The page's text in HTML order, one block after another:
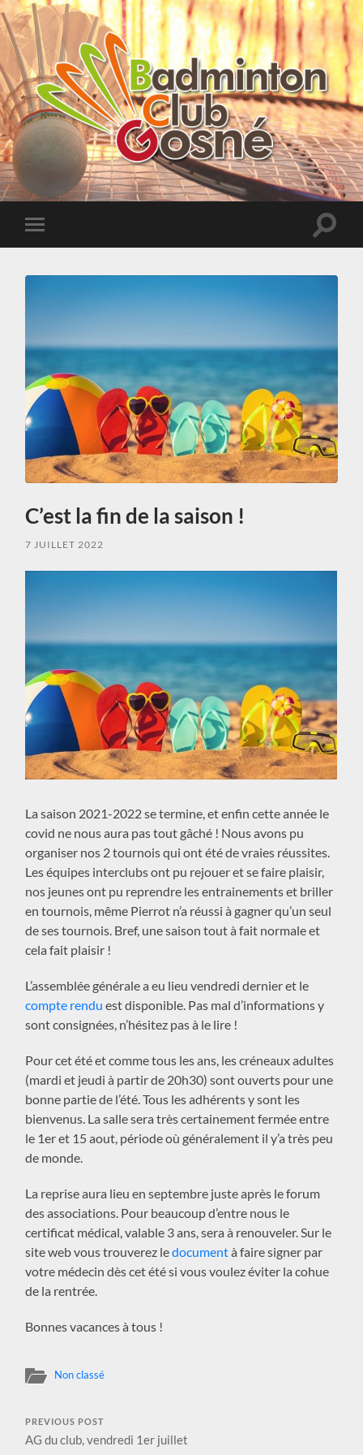
Badminton
Club
de
Toggle
mobile
Toggle
C’est la fin de la saison !
7 JUILLET 2022
La saison 2021-2022 se termine, et enfin cette année le
covid ne nous aura pas tout gâché ! Nous avons pu
organiser nos 2 tournois qui ont été de vraies réussites.
Les équipes interclubs ont pu rejouer et se faire plaisir,
nos jeunes ont pu reprendre les entrainements et briller
en tournois, même Pierrot n’a réussi à gagner qu’un seul
de ses tournois. Bref, une saison tout à fait normale et
cela fait plaisir !
L’assemblée générale a eu lieu vendredi dernier et le
compte rendu est disponible. Pas mal d’informations y
sont consignées, n’hésitez pas à le lire !
Pour cet été et comme tous les ans, les créneaux adultes
(mardi et jeudi à partir de 20h30) sont ouverts pour une
bonne partie de l’été. Tous les adhérents y sont les
bienvenus. La salle sera très certainement fermée entre
le 1er et 15 aout, période où généralement il y’a très peu
de monde.
La reprise aura lieu en septembre juste après le forum
des associations. Pour beaucoup d’entre nous le
certificat médical, valable 3 ans, sera à renouveler. Sur le
site web vous trouverez ledocumentà faire signer par
votre médecin dès cet été si vous voulez éviter la cohue
de la rentrée.
Bonnes vacances à tous !
Non classé
PREVIOUS POST
AG du club, vendredi 1er juillet